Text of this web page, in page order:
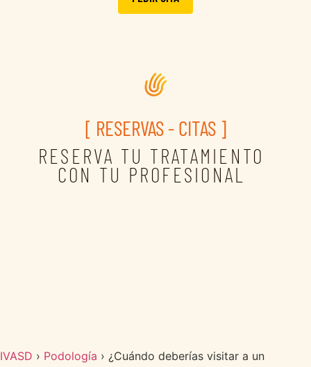
[ RESERVAS - CITAS ]
RESERVA TU TRATAMIENTO
CON TU PROFESIONAL
IVASD › Podología › ¿Cuándo deberías visitar a un